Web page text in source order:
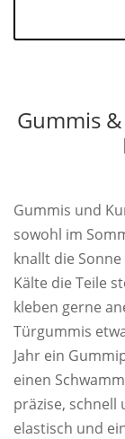
Gummis
Gummis und
sowohl im
knallt die
Kälte die Teile
kleben gerne
Türgummis
Jahr ein
einen
präzise, schnell
elastisch und